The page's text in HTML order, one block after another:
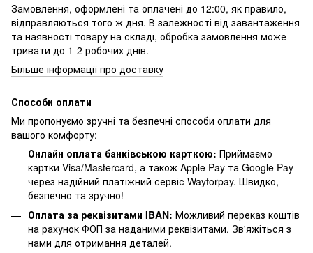
Замовлення, оформлені та оплачені до 12:00, як правило,
відправляються того ж дня. В залежності від завантаження
та наявності товару на складі, обробка замовлення може
тривати до 1-2 робочих днів.
Більше інформації про доставку
Способи оплати
Ми пропонуємо зручні та безпечні способи оплати для
вашого комфорту:
Онлайн оплата банківською карткою: Приймаємо
картки Visa/Mastercard, а також Apple Pay та Google Pay
через надійний платіжний сервіс Wayforpay. Швидко,
безпечно та зручно!
Оплата за реквізитами IBAN: Можливий переказ коштів
на рахунок ФОП за наданими реквізитами. Зв'яжіться з
нами для отримання деталей.